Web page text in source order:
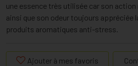
une essence très utilisée car son
ainsi que son odeur toujours appréciée
produits aromatiques anti-stress.
Ajouter à mes favoris